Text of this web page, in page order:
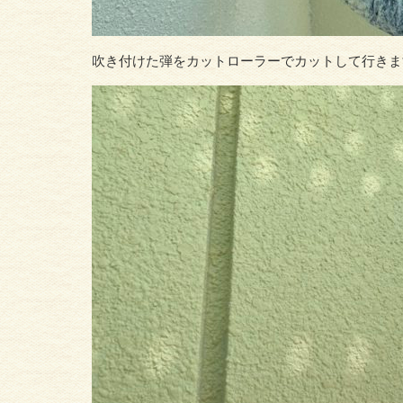
吹き付けた弾をカットローラーでカットして行き